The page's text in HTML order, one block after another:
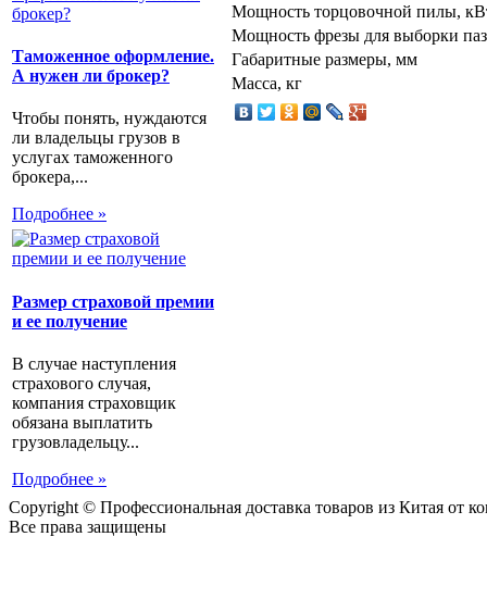
Таможенное оформление.
А нужен ли брокер?
Чтобы понять, нуждаются
ли владельцы грузов в
услугах таможенного
брокера,...
Подробнее »
Размер страховой премии
и ее получение
В случае наступления
страхового случая,
компания страховщик
обязана выплатить
грузовладельцу...
Подробнее »
Мощность торцовочной пилы,
Мощность фрезы для выборки
Габаритные размеры, мм
Масса, кг
Copyright © Профессиональная доставка товаров из Китая от
Все права защищены